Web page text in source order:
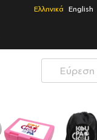
Ελληνικά English